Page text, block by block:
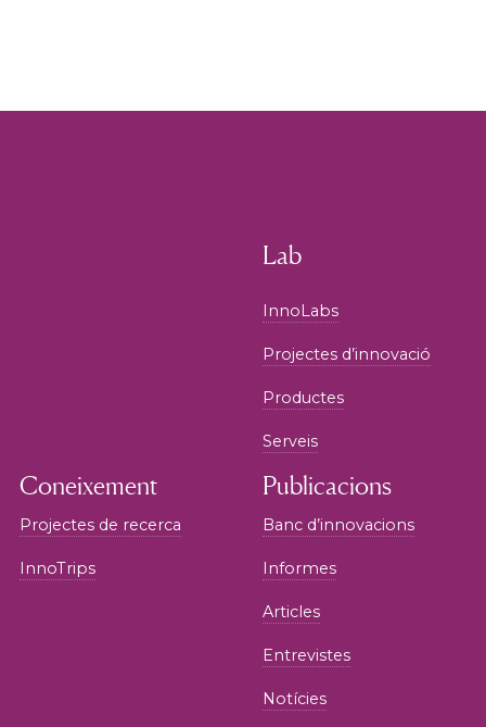
Lab
InnoLabs
Projectes d’innovació
Productes
Serveis
Coneixement
Projectes de recerca
InnoTrips
Publicacions
Banc d’innovacions
Informes
Articles
Entrevistes
Notícies